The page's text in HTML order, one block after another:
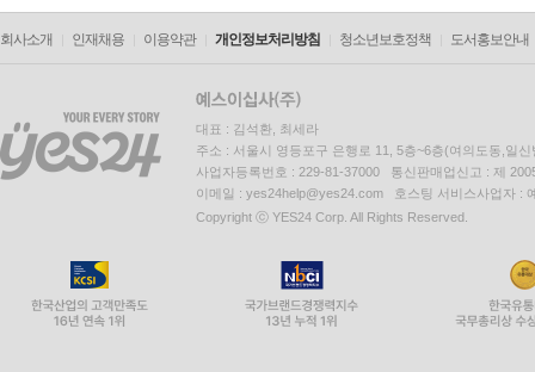
회사소개 인재채용 이용약관 개인정보처리방침 청소년보호정책 도서홍보안내
대표 : 김석환, 최세라
주소 : 서울시 영등포구 은행로 11, 5층~6층(여의도동,일신
사업자등록번호 : 229-81-37000 통신판매업신고 : 제
이메일 : yes24help@yes24.com 호스팅 서비스사업자 :
Copyright ⓒ YES24 Corp. All Rights Reserved.